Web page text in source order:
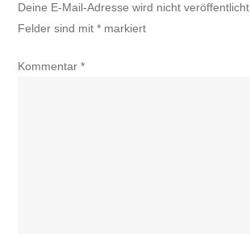
Deine E-Mail-Adresse wird nicht veröffentlicht.
Felder sind mit* markiert
Kommentar*